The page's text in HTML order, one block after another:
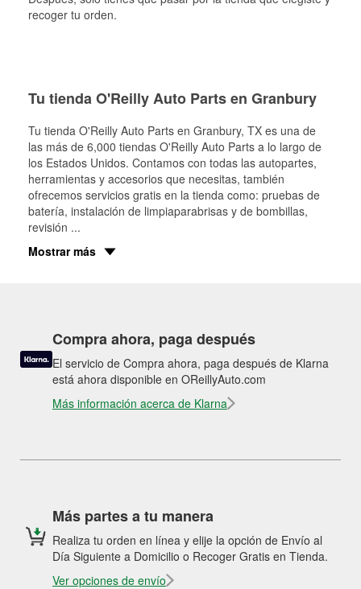
recoger tu orden.
Tu tienda O'Reilly Auto Parts en Granbury
Tu tienda O'Reilly Auto Parts en Granbury, TX es una de
las más de 6,000 tiendas O'Reilly Auto Parts a lo largo de
los Estados Unidos. Contamos con todas las autopartes,
herramientas y accesorios que necesitas, también
ofrecemos servicios gratis en la tienda como: pruebas de
batería, instalación de limpiaparabrisas y de bombillas,
revisión ...
Mostrar más
Compra ahora, paga después
El servicio de Compra ahora, paga después de Klarna
está ahora disponible en OReillyAuto.com
Más información acerca de Klarna
Más partes a tu manera
Realiza tu orden en línea y elije la opción de Envío al
Día Siguiente a Domicilio o Recoger Gratis en Tienda.
Ver opciones de envío